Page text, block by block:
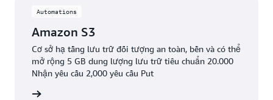
Automations
Amazon S3
Cơ sở hạ tầng lưu trữ đối tượng an toàn, bền và có thể
mở rộng 5 GB dung lượng lưu trữ tiêu chuẩn 20.000
Nhận yêu cầu 2,000 yêu cầu Put